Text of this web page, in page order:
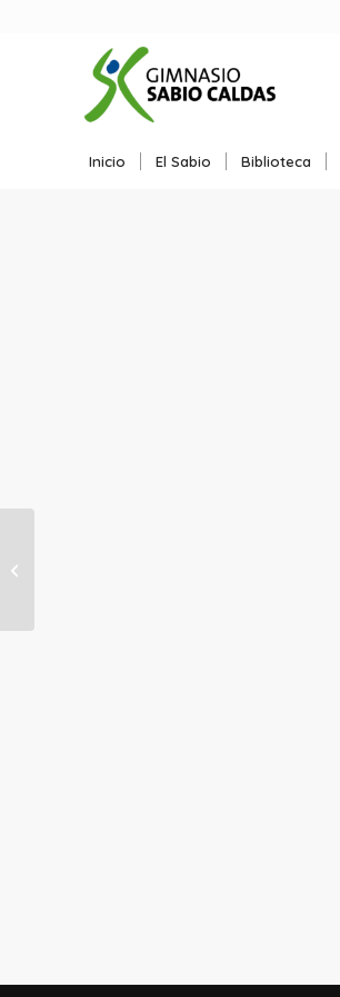
Inicio El Sabio Biblioteca